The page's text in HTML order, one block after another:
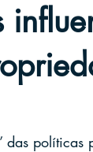
das políticas